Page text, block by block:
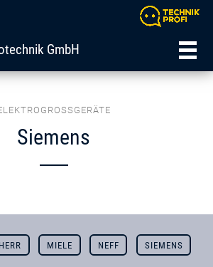
GmbH
Siemens
MIELE NEFF SIEMENS